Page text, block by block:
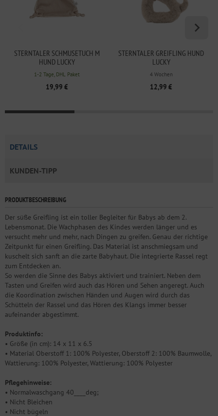
STERNTALER SCHMUSETUCH M
HUND LUCKY
1-2 Tage, DHL Paket
19,99 €
STERNTALER GREIFLING HUND
LUCKY
4 Wochen
12,99 €
DETAILS
KUNDEN-TIPP
PRODUKTBESCHREIBUNG
Der süße Greifling ist ein toller Begleiter für Babys ab dem 2.
Lebensmonat. Die Wachphasen des Kindes werden länger und es
versucht mehr und mehr, nach Dingen zu greifen. Genau der richtige
Zeitpunkt für einen Greifling. Das Material ist anschmiegsam und
kuschelt sich sanft an die zarte Babyhaut. Die integrierte Rassel regt
zum Entdecken an.
So werden die Sinne des Babys aktiviert und trainiert. Neben dem
Tasten und Greifen wird auch das Hören und Sehen angeregt. Auch
die Koordination zwischen Händen und Augen wird durch das
Schütteln der Rassel und das Hören des Klangs immer besser
aufeinander abgestimmt.
Produktinfo:
• Größe (in cm): 14 x 11 x 6.5
• Material Oberstoff 1: 100% Polyester, Oberstoff 2: 100% Baumwolle,
Wattierung: 100% Polyester, Wattierung: 100% Polyester
Pflegehinweise:
• Normalwaschgang 40____deg;
• Nicht Bleichen
• Nicht bügeln